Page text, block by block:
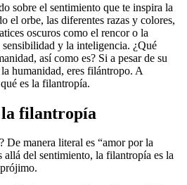
sobre el sentimiento que te inspira la
el orbe, las diferentes razas y colores,
oscuros como el rencor o la
y la inteligencia. ¿Qué
así como es? Si a pesar de su
humanidad, eres filántropo. A
es la filantropía.
filantropía
? De manera literal es “amor por la
allá del sentimiento, la filantropía es la